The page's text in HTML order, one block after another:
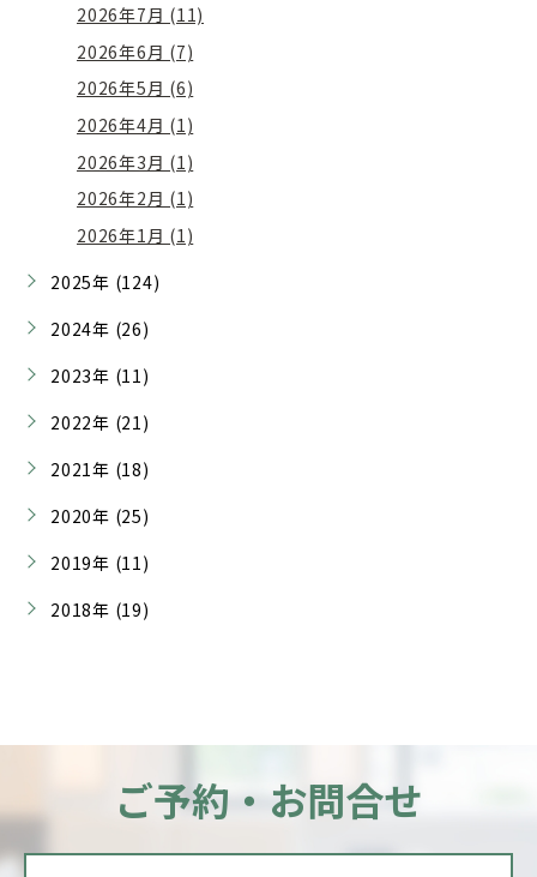
2026年7月 (11)
2026年6月 (7)
2026年5月 (6)
2026年4月 (1)
2026年3月 (1)
2026年2月 (1)
2026年1月 (1)
2025年 (124)
2024年 (26)
2023年 (11)
2022年 (21)
2021年 (18)
2020年 (25)
2019年 (11)
2018年 (19)
ご予約・お問合せ